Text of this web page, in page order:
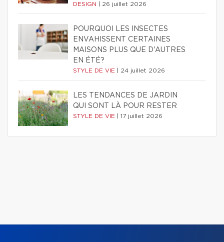
DESIGN 26 juillet 2026
POURQUOI LES INSECTES
ENVAHISSENT CERTAINES
MAISONS PLUS QUE D'AUTRES
EN ÉTÉ?
STYLE DE VIE 24 juillet 2026
LES TENDANCES DE JARDIN
QUI SONT LÀ POUR RESTER
STYLE DE VIE 17 juillet 2026